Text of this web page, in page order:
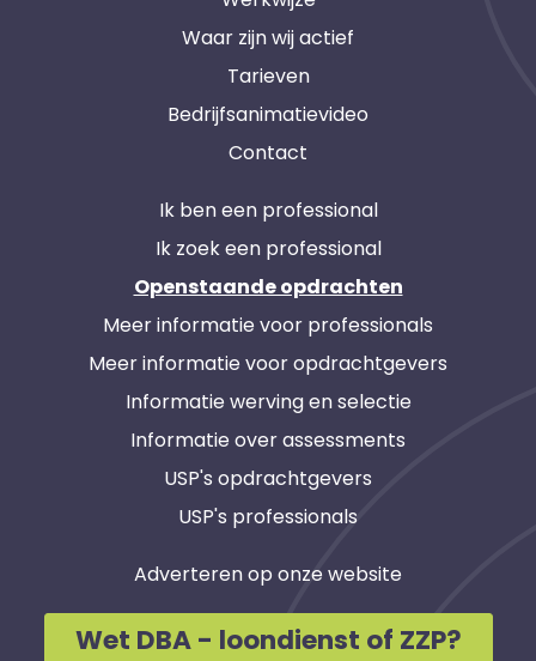
Waar zijn wij actief
Tarieven
Bedrijfsanimatievideo
Contact
Ik ben een professional
Ik zoek een professional
Openstaande opdrachten
Meer informatie voor professionals
Meer informatie voor opdrachtgevers
Informatie werving en selectie
Informatie over assessments
USP's opdrachtgevers
USP's professionals
Adverteren op onze website
Wet DBA - loondienst of ZZP?